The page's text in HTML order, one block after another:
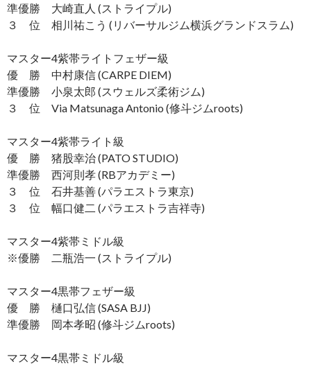
準優勝 大崎直人 (ストライプル)
３ 位 相川祐こう (リバーサルジム横浜グランドスラム)
マスター4紫帯ライトフェザー級
優 勝 中村康信 (CARPE DIEM)
準優勝 小泉太郎 (スウェルズ柔術ジム)
３ 位 Via Matsunaga Antonio (修斗ジムroots)
マスター4紫帯ライト級
優 勝 猪股幸治 (PATO STUDIO)
準優勝 西河則孝 (RBアカデミー)
３ 位 石井基善 (パラエストラ東京)
３ 位 幅口健二 (パラエストラ吉祥寺)
マスター4紫帯ミドル級
※優勝 二瓶浩一 (ストライプル)
マスター4黒帯フェザー級
優 勝 樋口弘信 (SASA BJJ)
準優勝 岡本孝昭 (修斗ジムroots)
マスター4黒帯ミドル級